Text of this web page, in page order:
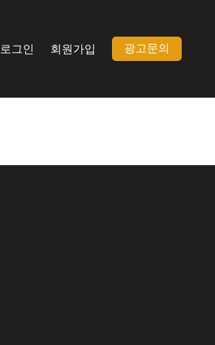
로그인 회원가입 광고문의